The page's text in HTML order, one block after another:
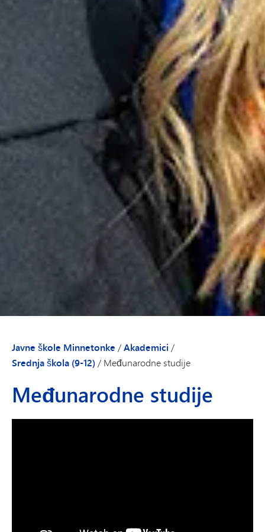
Javne škole Minnetonke /Akademici /
Srednja škola (9-12)/ Međunarodne studije
Međunarodne studije